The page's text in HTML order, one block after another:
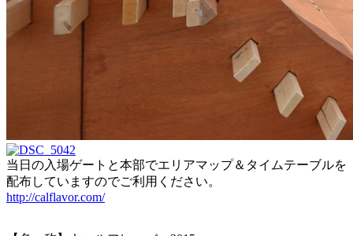
当日の入場ゲートと本部でエリアマップ＆タイムテーブルを
配布していますのでご利用ください。
http://calflavor.com/